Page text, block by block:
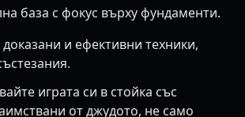
база с фокус върху фундаменти.
и ефективни техники,
играта си в стойка със
от джудото, не само